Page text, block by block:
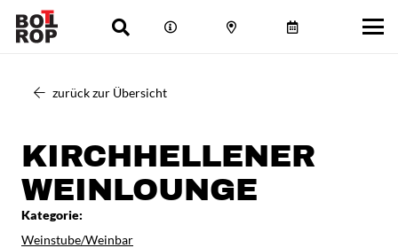
zurück zur Übersicht
KIRCHHELLENER
WEINLOUNGE
Kategorie:
Weinstube/Weinbar